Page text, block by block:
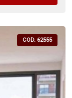
COD. 62555